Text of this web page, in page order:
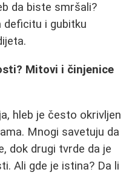
da biste smršali?
i gubitku
Mitovi i činjenice
hleb je često okrivljen
Mnogi savetuju da
dok drugi tvrde da je
Ali gde je istina? Da li